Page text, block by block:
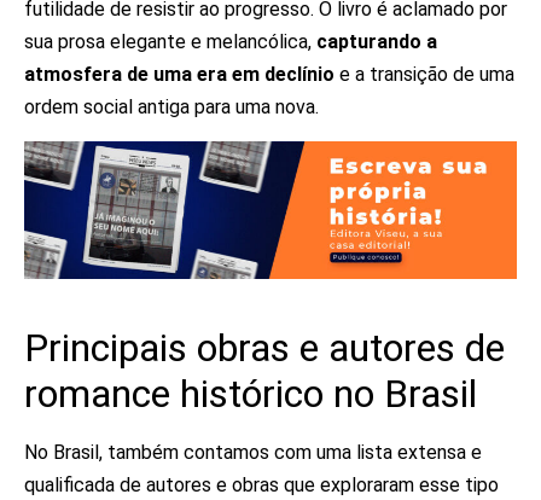
futilidade de resistir ao progresso. O livro é aclamado por
sua prosa elegante e melancólica, capturando a
atmosfera de uma era em declínio e a transição de uma
ordem social antiga para uma nova.
Principais obras e autores de
romance histórico no Brasil
No Brasil, também contamos com uma lista extensa e
qualificada de autores e obras que exploraram esse tipo